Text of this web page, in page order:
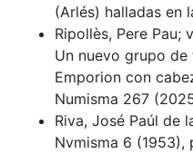
(Arlés) halladas en
Ripollès, Pere Pau;
Un nuevo grupo
Emporion con
Numisma 267
Riva, José Paúl de
Nvmisma 6 (1953),